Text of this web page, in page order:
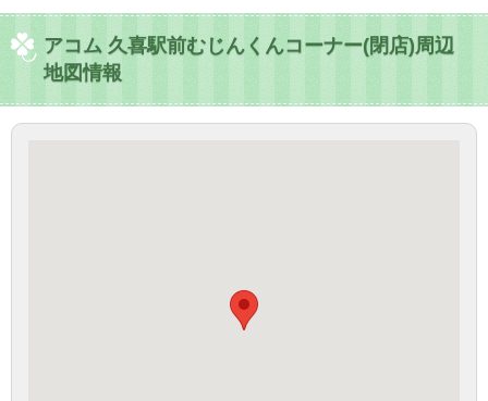
アコム 久喜駅前むじんくんコーナー(閉店)周辺
地図情報